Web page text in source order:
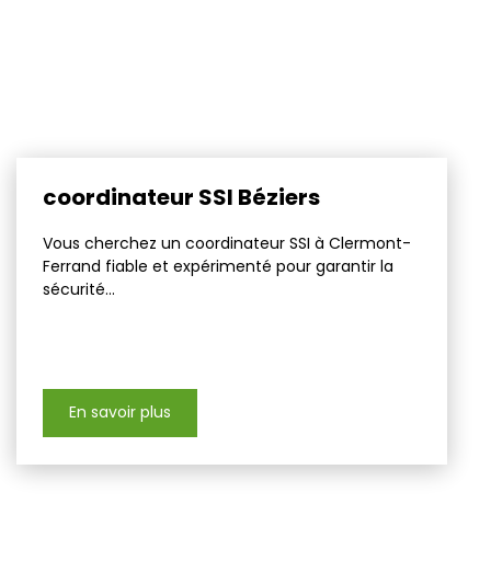
coordinateur SSI Béziers
Vous cherchez un coordinateur SSI à Clermont-
Ferrand fiable et expérimenté pour garantir la
sécurité...
En savoir plus